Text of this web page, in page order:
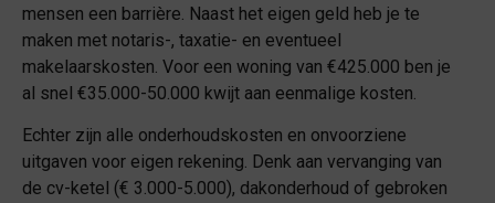
mensen een barrière. Naast het eigen geld heb je te
maken met notaris-, taxatie- en eventueel
makelaarskosten. Voor een woning van €425.000 ben je
al snel €35.000-50.000 kwijt aan eenmalige kosten.
Echter zijn alle onderhoudskosten en onvoorziene
uitgaven voor eigen rekening. Denk aan vervanging van
de cv-ketel (€ 3.000-5.000), dakonderhoud of gebroken